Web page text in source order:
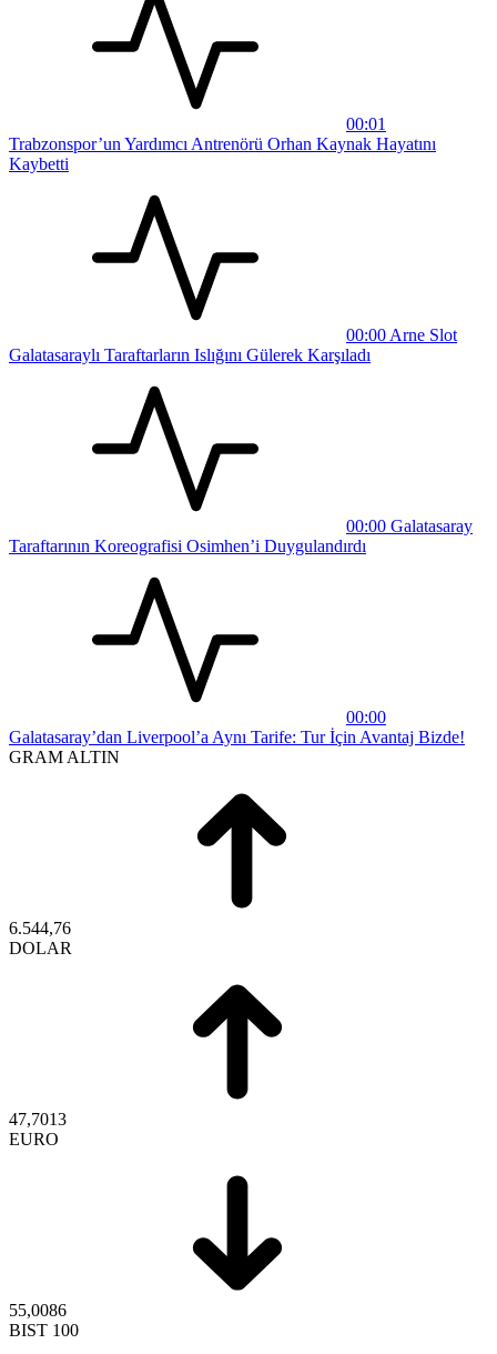
00:01
Trabzonspor’un Yardımcı Antrenörü Orhan Kaynak Hayatını
Kaybetti
00:00 Arne Slot
Galatasaraylı Taraftarların Islığını Gülerek Karşıladı
00:00 Galatasaray
Taraftarının Koreografisi Osimhen’i Duygulandırdı
00:00
Galatasaray’dan Liverpool’a Aynı Tarife: Tur İçin Avantaj Bizde!
GRAM ALTIN
6.544,76
DOLAR
47,7013
EURO
55,0086
BIST 100